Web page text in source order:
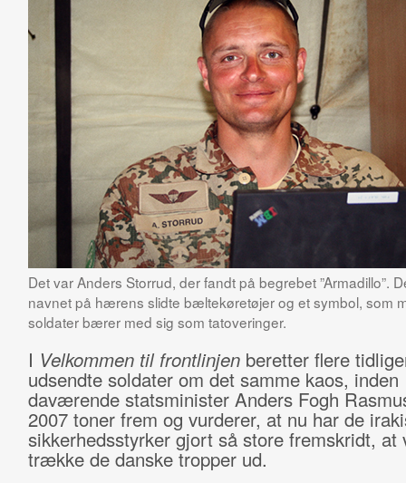
Det var Anders Storrud, der fandt på begrebet ”Armadillo”.
navnet på hærens slidte bæltekøretøjer og et symbol, som
soldater bærer med sig som tatoveringer.
I Velkommen til frontlinjenberetter flere
udsendte soldater om det samme kaos, inden
daværende statsminister Anders Fogh
2007 toner frem og vurderer, at nu har de
sikkerhedsstyrker gjort så store fremskridt, at
trække de danske tropper ud.